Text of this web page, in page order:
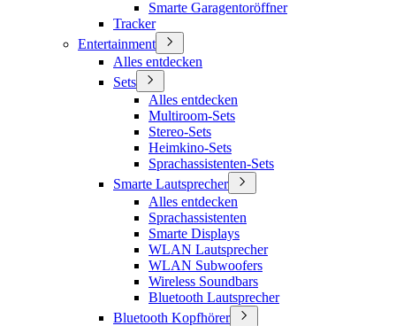
Smarte Garagentoröffner
Tracker
Entertainment
Alles entdecken
Sets
Alles entdecken
Multiroom-Sets
Stereo-Sets
Heimkino-Sets
Sprachassistenten-Sets
Smarte Lautsprecher
Alles entdecken
Sprachassistenten
Smarte Displays
WLAN Lautsprecher
WLAN Subwoofers
Wireless Soundbars
Bluetooth Lautsprecher
Bluetooth Kopfhörer